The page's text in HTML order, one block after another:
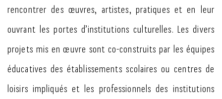
rencontrer des œuvres, artistes, pratiques et en leur
ouvrant les portes d’institutions culturelles. Les divers
projets mis en œuvre sont co-construits par les équipes
éducatives des établissements scolaires ou centres de
loisirs impliqués et les professionnels des institutions